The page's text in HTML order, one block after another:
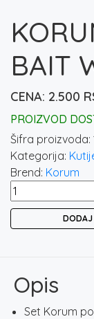
BAIT
2.500
PROIZVOD
Šifra proizvoda:
Kategorija:
Brend: Korum
KORUM
COMPACT
DODAJ
Opis
Set Korum